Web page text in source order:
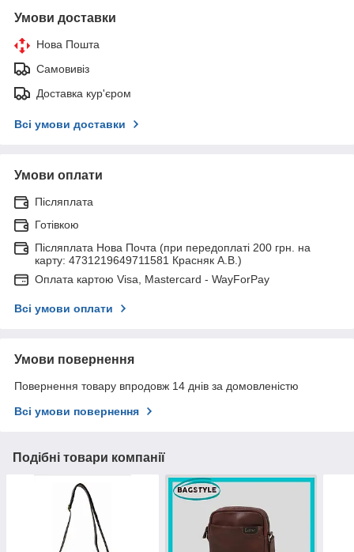
Умови доставки
Нова Пошта
Самовивіз
Доставка кур'єром
Всі умови доставки
Умови оплати
Післяплата
Готівкою
Післяплата Нова Почта (при передоплаті 200 грн. на
карту: 4731219649711581 Красняк А.В.)
Оплата картою Visa, Mastercard - WayForPay
Всі умови оплати
Умови повернення
Повернення товару впродовж 14 днів за домовленістю
Всі умови повернення
Подібні товари компанії